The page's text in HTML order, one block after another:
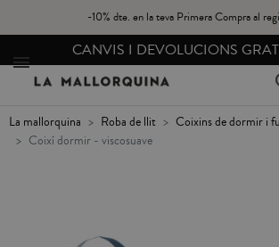
-10% dte. en la teva Primera Compra al
CANVIS I DEVOLUCIONS GRATIS
la mallorquina roba de llit
coixins de dormir i
coixí dormir - viscosuave